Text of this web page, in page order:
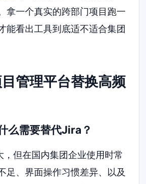
拿一个真实的跨部门项目跑一
能看出工具到底适不适合集团
管理平台替换高频
么需要替代Jira？
但在国内集团企业使用时常
足、界面操作习惯差异、以及